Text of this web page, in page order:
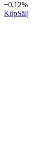
−0,12%
KöpSälj